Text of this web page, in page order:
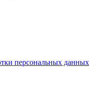
персональных данных